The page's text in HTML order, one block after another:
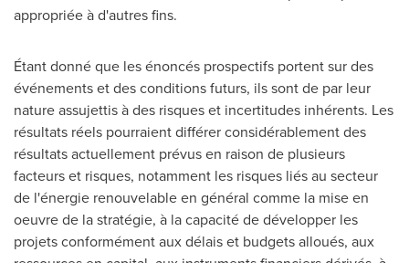
appropriée à d'autres fins.
Étant donné que les énoncés prospectifs portent sur des
événements et des conditions futurs, ils sont de par leur
nature assujettis à des risques et incertitudes inhérents. Les
résultats réels pourraient différer considérablement des
résultats actuellement prévus en raison de plusieurs
facteurs et risques, notamment les risques liés au secteur
de l'énergie renouvelable en général comme la mise en
oeuvre de la stratégie, à la capacité de développer les
projets conformément aux délais et budgets alloués, aux